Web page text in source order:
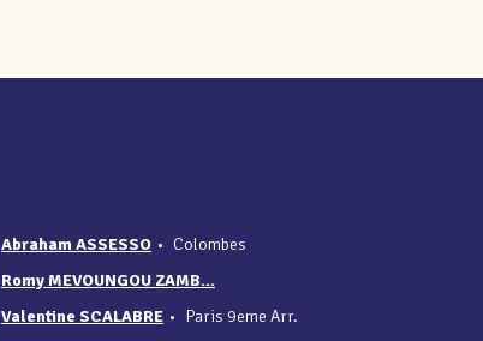
Abraham ASSESSO • Colombes
Romy MEVOUNGOU ZAMB...
Valentine SCALABRE • Paris 9eme Arr.